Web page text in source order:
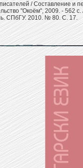
/ Составление и
"Окоём", 2009. - 562
СПбГУ. 2010. № 80. С. 17.